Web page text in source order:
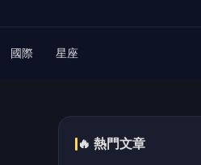
國際 星座
🔥 熱門文章